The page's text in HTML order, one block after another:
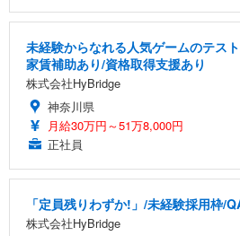
未経験からなれる人気ゲームのテス
家賃補助あり/資格取得支援あり
株式会社HyBridge
神奈川県
月給30万円～51万8,000円
正社員
「定員残りわずか!」/未経験採用枠/
株式会社HyBridge